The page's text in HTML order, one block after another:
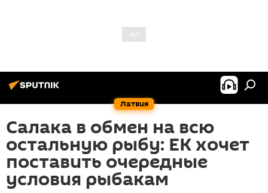
Латвия
Салака в обмен на всю
остальную рыбу: ЕК хочет
поставить очередные
условия рыбакам